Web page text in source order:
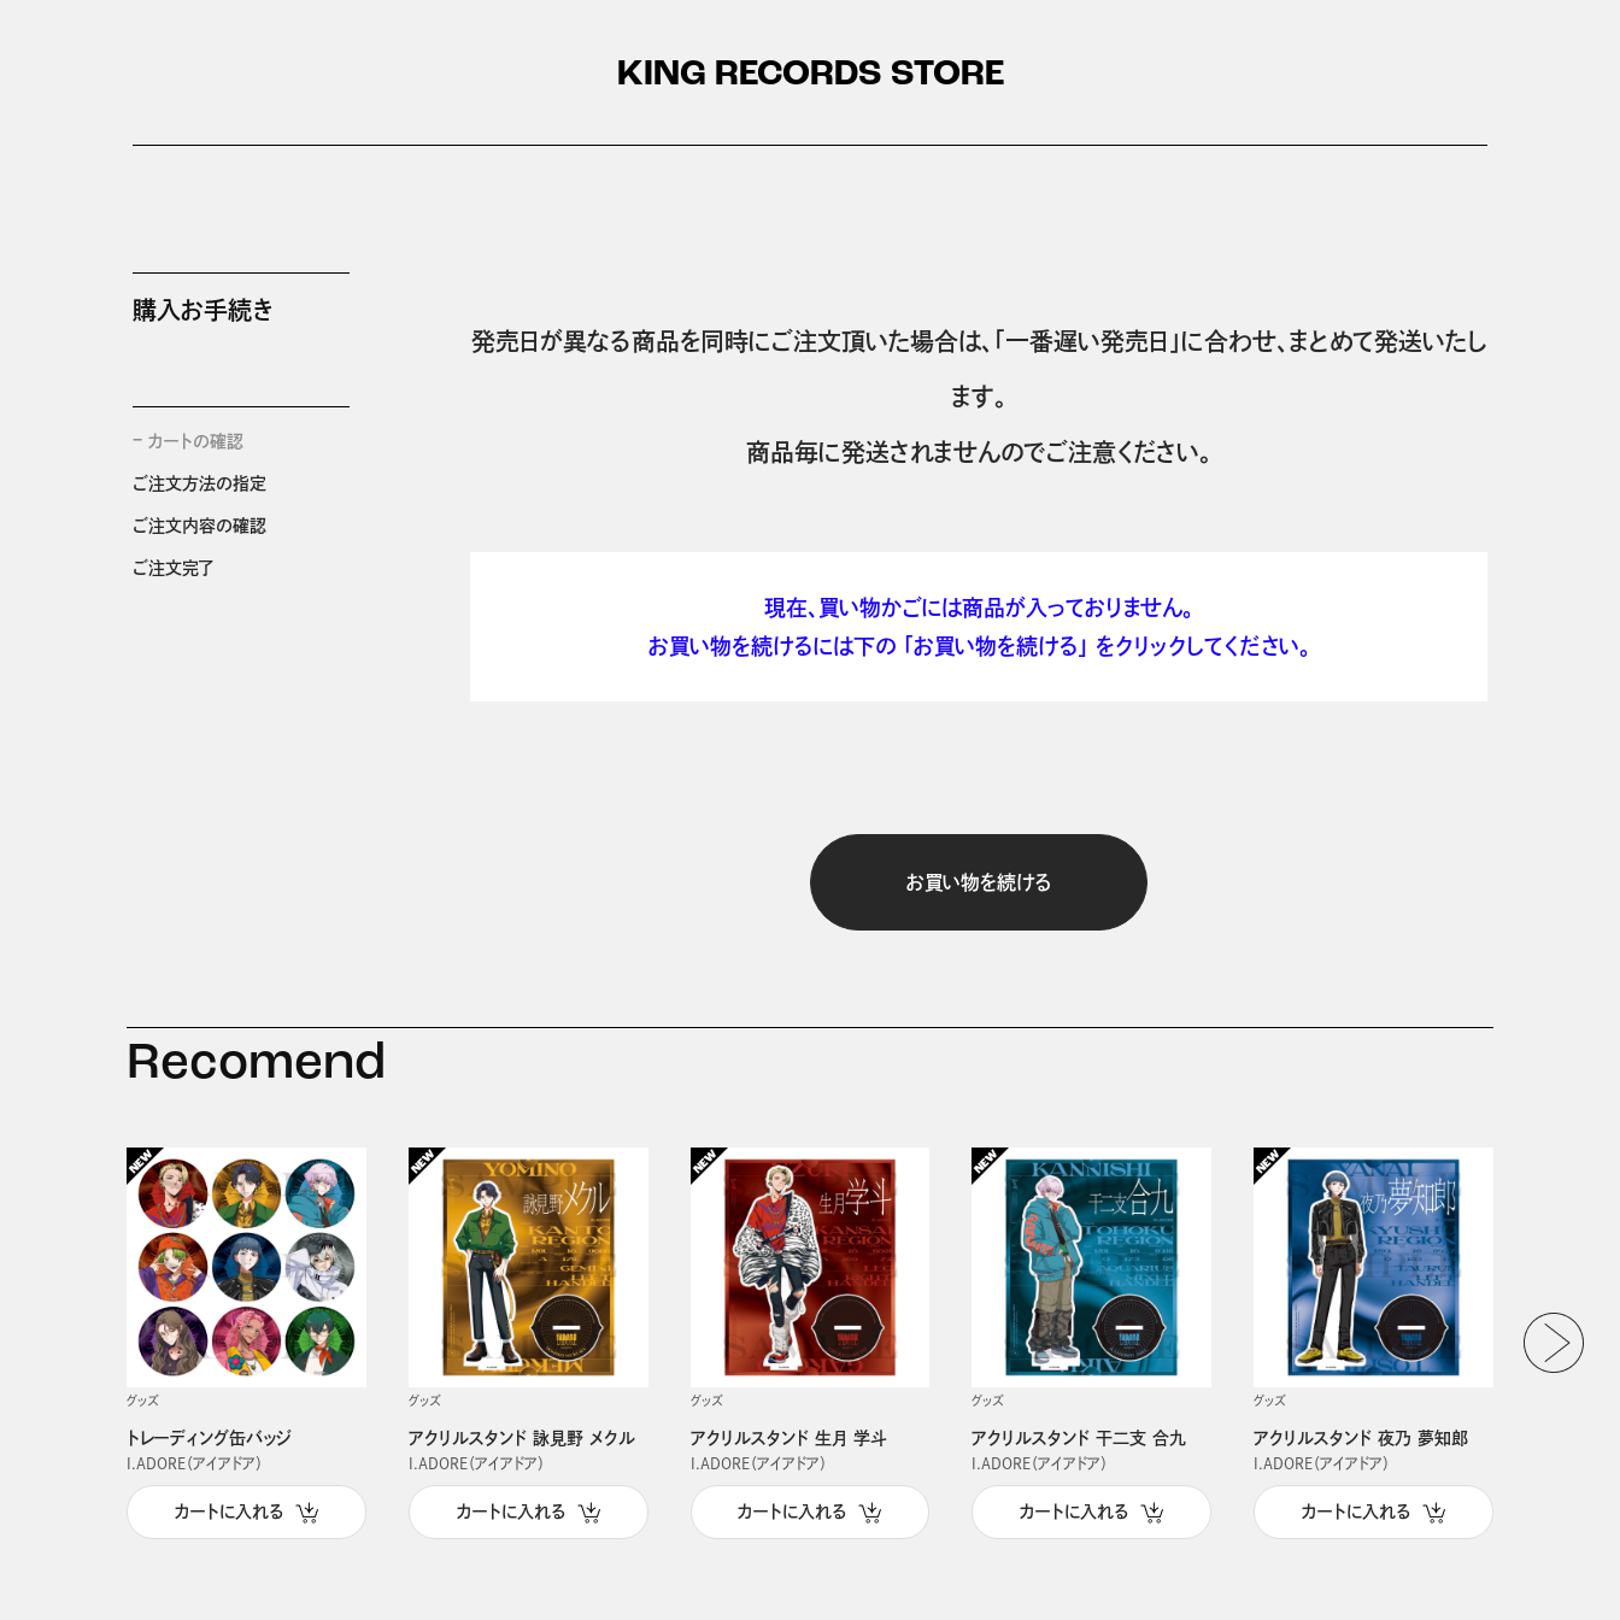
KING RECORDS STORE
購入お手続き
カートの確認
ご注文方法の指定
ご注文内容の確認
ご注文完了
発売日が異なる商品を同時にご注文頂いた場合は、「一番遅い発売日」に合わせ、まとめて発送いたし
ます。
商品毎に発送されませんのでご注意ください。
現在、買い物かごには商品が入っておりません。
お買い物を続けるには下の 「お買い物を続ける」 をクリックしてください。
お買い物を続ける
Recomend
グッズ
トレーディング缶バッジ
I.ADORE（アイアドア）
カートに入れる
グッズ
アクリルスタンド 詠見野 メクル
I.ADORE（アイアドア）
カートに入れる
グッズ
アクリルスタンド 生月 学斗
I.ADORE（アイアドア）
カートに入れる
グッズ
アクリルスタンド 干二支 合九
I.ADORE（アイアドア）
カートに入れる
グッズ
アクリルスタンド 夜乃 夢知郎
I.ADORE（アイアドア）
カートに入れる